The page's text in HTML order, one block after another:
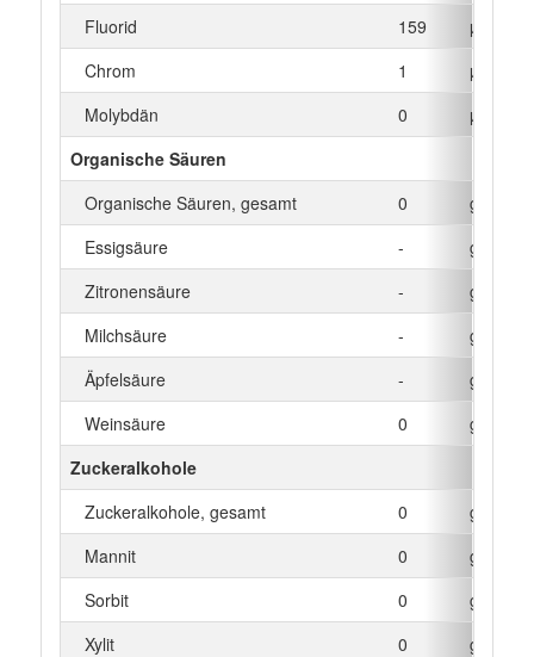
Fluorid 159
µg
Chrom
1
µg
Molybdän
0
µg
Organische Säuren
Organische Säuren, gesamt
0
g
Essigsäure
-
g
Zitronensäure
-
g
Milchsäure
-
g
Äpfelsäure
-
g
Weinsäure
0
g
Zuckeralkohole
Zuckeralkohole, gesamt
0
g
Mannit
0
g
Sorbit
0
g
Xylit
0
g